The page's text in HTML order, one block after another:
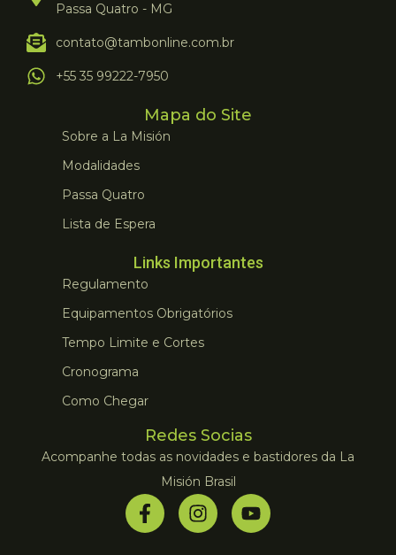
Passa Quatro - MG
contato@tambonline.com.br
+55 35 99222-7950
Mapa do Site
Sobre a La Misión
Modalidades
Passa Quatro
Lista de Espera
Links Importantes
Regulamento
Equipamentos Obrigatórios
Tempo Limite e Cortes
Cronograma
Como Chegar
Redes Socias
Acompanhe todas as novidades e bastidores da La
Misión Brasil